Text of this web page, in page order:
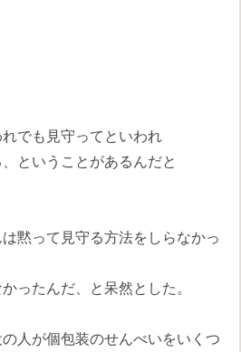
でも見守ってといわれ
ということがあるんだと
黙って見守る方法をしらなかっ
ったんだ、と呆然とした。
人が個包装のせんべいをいくつ